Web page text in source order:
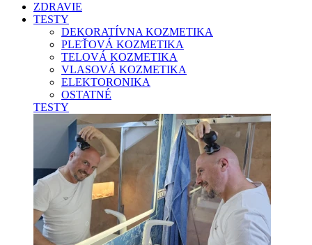
ZDRAVIE
TESTY
DEKORATÍVNA KOZMETIKA
PLEŤOVÁ KOZMETIKA
TELOVÁ KOZMETIKA
VLASOVÁ KOZMETIKA
ELEKTORONIKA
OSTATNÉ
TESTY